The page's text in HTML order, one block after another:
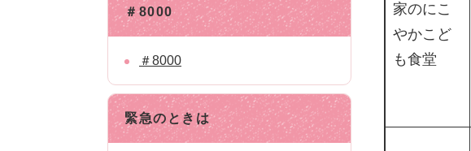
家のにこ
やかこど
も食堂
＃8000
＃8000
緊急のときは